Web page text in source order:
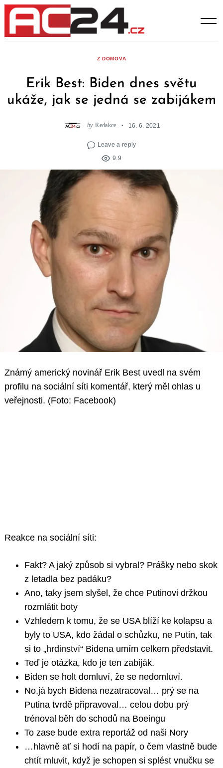
Skip
content
Z DOMOVA
Erik Best: Biden dnes světu
ukáže, jak se jedná se zabijákem
by Redakce 16. 6. 2021
Leave a reply
9.9
Známý americký novinář Erik Best uvedl na svém
profilu na sociální síti komentář, který měl ohlas u
veřejnosti. (Foto: Facebook)
Reakce na sociální síti:
Fakt? A jaký způsob si vybral? Prášky nebo skok
z letadla bez padáku?
Ano, taky jsem slyšel, že chce Putinovi držkou
rozmlátit boty
Vzhledem k tomu, že se USA blíží ke kolapsu a
byly to USA, kdo žádal o schůzku, ne Putin, tak
si to „hrdinství“ Bidena umím celkem představit.
Teď je otázka, kdo je ten zabiják.
Biden se holt domluví, že se nedomluví.
No,já bych Bidena nezatracoval… prý se na
Putina tvrdě připravoval… celou dobu prý
trénoval běh do schodů na Boeingu
To zase bude extra reportáž od naši Nory
…hlavně ať si hodí na papír, o čem vlastně bude
chtít mluvit, když je schopen si splést vnučku se